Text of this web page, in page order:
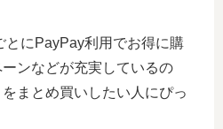
とにPayPay利用でお得に購
ンなどが充実しているの
まとめ買いしたい人にぴっ